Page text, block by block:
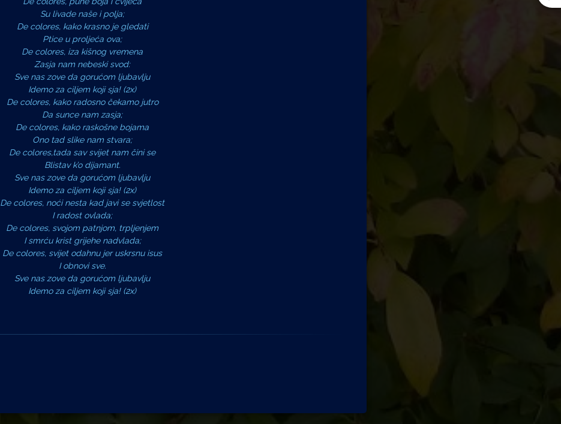
Su livade naše i polja;
De colores, kako krasno je gledati
Ptice u proljeća ova;
De colores, iza kišnog vremena
Zasja nam nebeski svod:
Sve nas zove da gorućom ljubavlju
Idemo za ciljem koji sja! (2x)
De colores, kako radosno čekamo jutro
Da sunce nam zasja;
De colores, kako raskošne bojama
Ono tad slike nam stvara;
De colores,tada sav svijet nam čini se
Blistav k’o dijamant.
Sve nas zove da gorućom ljubavlju
Idemo za ciljem koji sja! (2x)
De colores, noći nesta kad javi se svjetlost
I radost ovlada;
De colores, svojom patnjom, trpljenjem
I smrću krist grijehe nadvlada;
De colores, svijet odahnu jer uskrsnu isus
I obnovi sve.
Sve nas zove da gorućom ljubavlju
Idemo za ciljem koji sja! (2x)